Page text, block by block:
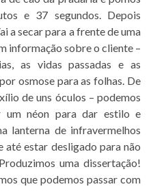
e 37 segundos. Depois
a secar para a frente de uma
informação sobre o cliente –
as vidas passadas e as
osmose para as folhas. De
de uns óculos – podemos
um néon para dar estilo e
lanterna de infravermelhos
até estar desligado para não
uma dissertação!
que podemos passar com